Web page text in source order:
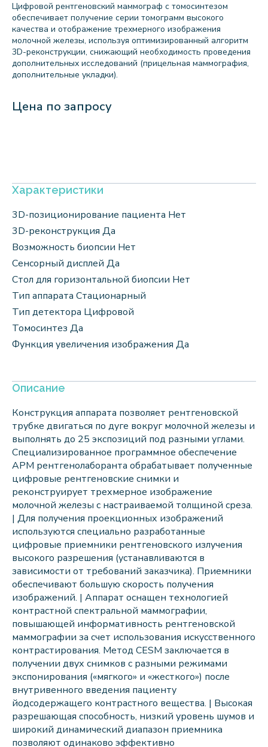
Цифровой рентгеновский маммограф с томосинтезом
обеспечивает получение серии томограмм высокого
качества и отображение трехмерного изображения
молочной железы, используя оптимизированный алгоритм
3D-реконструкции, снижающий необходимость проведения
дополнительных исследований (прицельная маммография,
дополнительные укладки).
Цена по запросу
Характеристики
3D-позиционирование пациента Нет
3D-реконструкция Да
Возможность биопсии Нет
Сенсорный дисплей Да
Стол для горизонтальной биопсии Нет
Тип аппарата Стационарный
Тип детектора Цифровой
Томосинтез Да
Функция увеличения изображения Да
Описание
Конструкция аппарата позволяет рентгеновской
трубке двигаться по дуге вокруг молочной железы и
выполнять до 25 экспозиций под разными углами.
Специализированное программное обеспечение
АРМ рентгенолаборанта обрабатывает полученные
цифровые рентгеновские снимки и
реконструирует трехмерное изображение
молочной железы с настраиваемой толщиной среза.
| Для получения проекционных изображений
используются специально разработанные
цифровые приемники рентгеновского излучения
высокого разрешения (устанавливаются в
зависимости от требований заказчика). Приемники
обеспечивают большую скорость получения
изображений. | Аппарат оснащен технологией
контрастной спектральной маммографии,
повышающей информативность рентгеновской
маммографии за счет использования искусственного
контрастирования. Метод CESM заключается в
получении двух снимков с разными режимами
экспонирования («мягкого» и «жесткого») после
внутривенного введения пациенту
йодсодержащего контрастного вещества. | Высокая
разрешающая способность, низкий уровень шумов и
широкий динамический диапазон приемника
позволяют одинаково эффективно